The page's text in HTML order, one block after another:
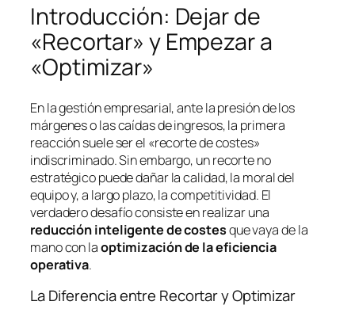
Introducción: Dejar de
«Recortar» y Empezar a
«Optimizar»
En la gestión empresarial, ante la presión de los
márgenes o las caídas de ingresos, la primera
reacción suele ser el «recorte de costes»
indiscriminado. Sin embargo, un recorte no
estratégico puede dañar la calidad, la moral del
equipo y, a largo plazo, la competitividad. El
verdadero desafío consiste en realizar una
reducción inteligente de costesque vaya de la
mano con laoptimización de la eficiencia
operativa.
La Diferencia entre Recortar y Optimizar